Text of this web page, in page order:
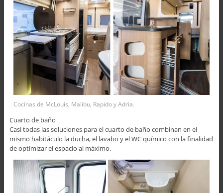
Cocinas de McLouis, Malibu, Rapido y Adria.
Cuarto de baño
Casi todas las soluciones para el cuarto de baño combinan en el
mismo habitáculo la ducha, el lavabo y el WC químico con la finalidad
de optimizar el espacio al máximo.